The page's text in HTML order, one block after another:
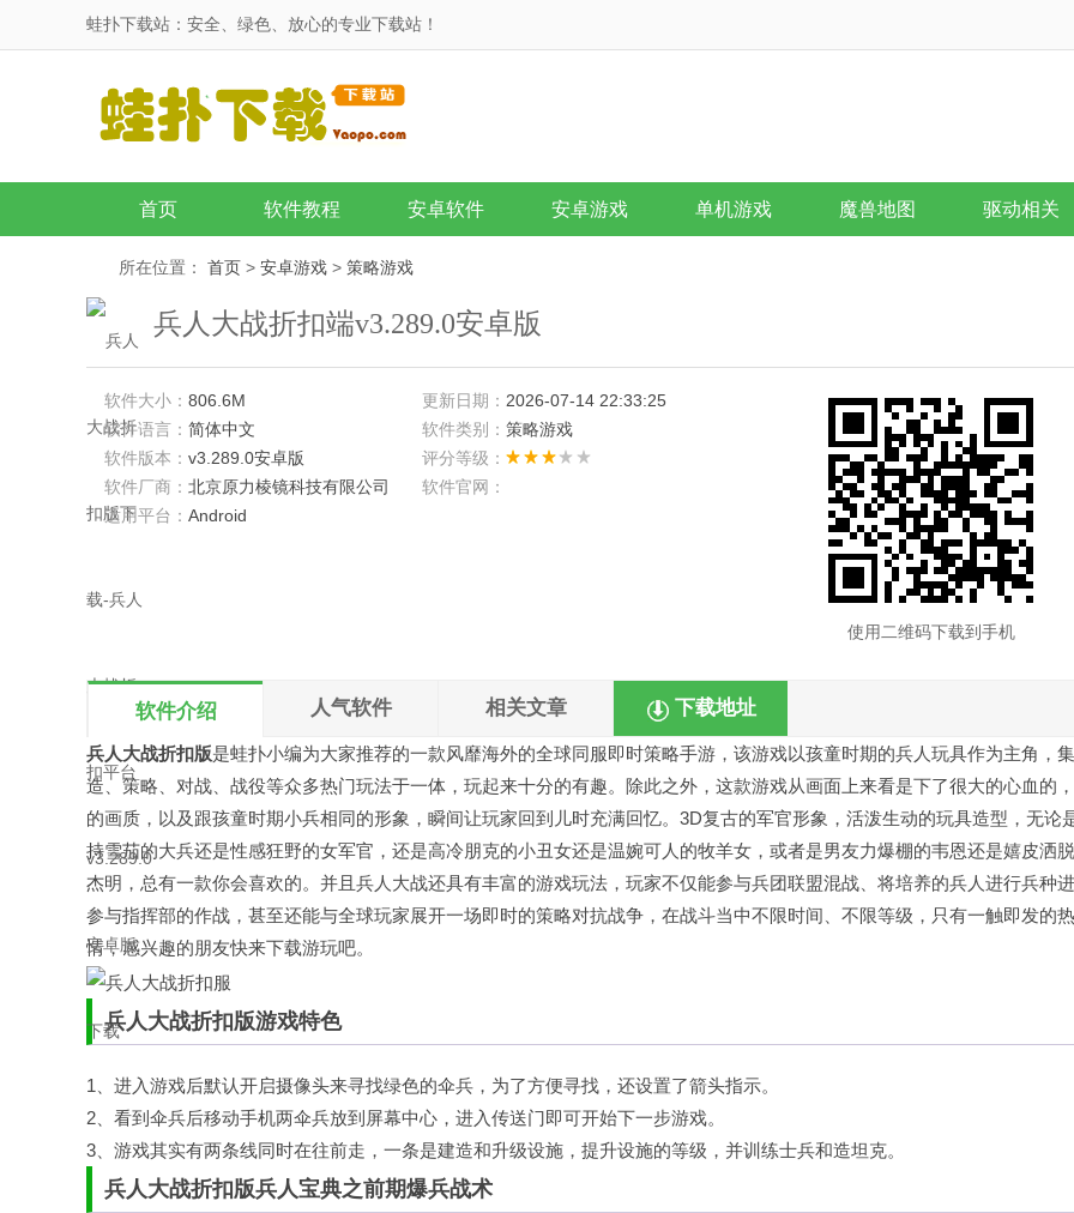
蛙扑下载站：安全、绿色、放心的专业下载站！
首页 软件教程 安卓软件 安卓游戏 单机游戏 魔兽地图 驱动相关
所在位置： 首页 > 安卓游戏 > 策略游戏
兵人大战折扣端v3.289.0安卓版
软件大小： 806.6M 更新日期： 2026-07-14 22:33:25
软件语言： 简体中文 软件类别： 策略游戏
软件版本： v3.289.0安卓版
评分等级：
软件厂商： 北京原力棱镜科技有限公司
软件官网：
适用平台： Android
使用二维码下载到手机
软件介绍 人气软件 相关文章 下载地址
兵人大战折扣版是蛙扑小编为大家推荐的一款风靡海外的全球同服即时策略手游，该游戏以孩童时期的兵人玩具作为主角，
造、策略、对战、战役等众多热门玩法于一体，玩起来十分的有趣。除此之外，这款游戏从画面上来看是下了很大的心血的
的画质，以及跟孩童时期小兵相同的形象，瞬间让玩家回到儿时充满回忆。3D复古的军官形象，活泼生动的玩具造型，无论
持雪茄的大兵还是性感狂野的女军官，还是高冷朋克的小丑女还是温婉可人的牧羊女，或者是男友力爆棚的韦恩还是嬉皮洒
杰明，总有一款你会喜欢的。并且兵人大战还具有丰富的游戏玩法，玩家不仅能参与兵团联盟混战、将培养的兵人进行兵种
参与指挥部的作战，甚至还能与全球玩家展开一场即时的策略对抗战争，在战斗当中不限时间、不限等级，只有一触即发的
情，感兴趣的朋友快来下载游玩吧。
兵人大战折扣版游戏特色
1、进入游戏后默认开启摄像头来寻找绿色的伞兵，为了方便寻找，还设置了箭头指示。
2、看到伞兵后移动手机两伞兵放到屏幕中心，进入传送门即可开始下一步游戏。
3、游戏其实有两条线同时在往前走，一条是建造和升级设施，提升设施的等级，并训练士兵和造坦克。
兵人大战折扣版兵人宝典之前期爆兵战术